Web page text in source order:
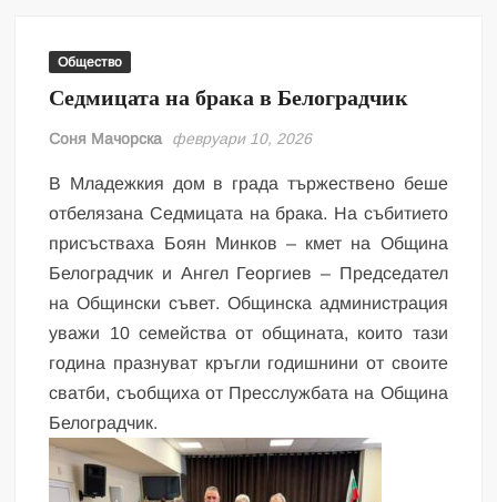
Общество
Седмицата на брака в Белоградчик
Соня Мачорска февруари 10, 2026
В Младежкия дом в града тържествено беше
отбелязана Седмицата на брака. На събитието
присъстваха Боян Минков – кмет на Община
Белоградчик и Ангел Георгиев – Председател
на Общински съвет. Общинска администрация
уважи 10 семейства от общината, които тази
година празнуват кръгли годишнини от своите
сватби, съобщиха от Пресслужбата на Община
Белоградчик.